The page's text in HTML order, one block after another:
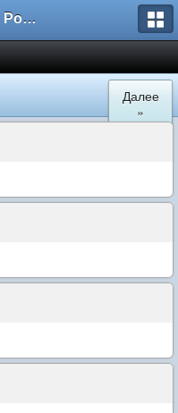
Автофорум Ростова-на-Дону
Далее
»